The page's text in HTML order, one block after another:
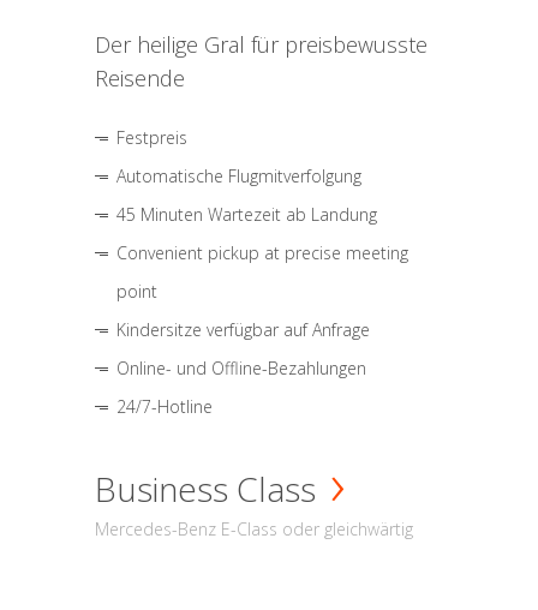
Der heilige Gral für preisbewusste
Reisende
Festpreis
Automatische Flugmitverfolgung
45 Minuten Wartezeit ab Landung
Convenient pickup at precise meeting
point
Kindersitze verfügbar auf Anfrage
Online- und Offline-Bezahlungen
24/7-Hotline
Business Class
Mercedes-Benz E-Class oder gleichwärtig